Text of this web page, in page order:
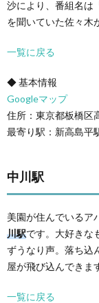
沙により、番組名は
を聞いていた佐々木
一覧に戻る
◆ 基本情報
Googleマップ
住所：東京都板橋区
最寄り駅：新高島平
中川駅
美園が住んでいるア
川駅です。大好きな
ずうなり声。落ち込
屋が飛び込んできま
一覧に戻る